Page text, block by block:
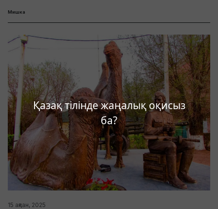
Қазақ тілінде жаңалық оқисыз
ба?
Мишка
15 ақпан, 2025